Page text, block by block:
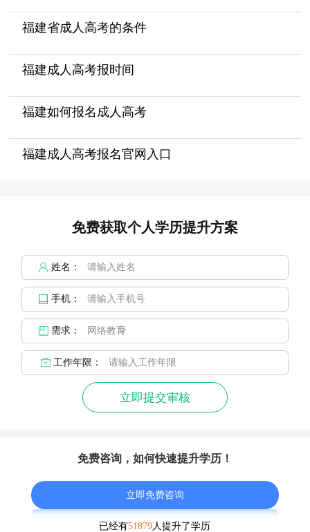
福建省成人高考的条件
福建成人高考报时间
福建如何报名成人高考
福建成人高考报名官网入口
免费获取个人学历提升方案
姓名：
手机：
需求：
工作年限：
立即提交审核
免费咨询，如何快速提升学历！
立即免费咨询
已经有51879 人提升了学历